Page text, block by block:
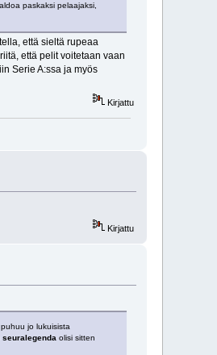
paskaksi pelaajaksi,
että sieltä rupeaa
että pelit voitetaan vaan
Serie A:ssa ja myös
Kirjattu
Kirjattu
jo lukuisista
seuralegenda olisi sitten